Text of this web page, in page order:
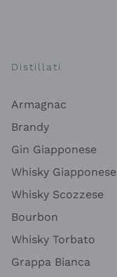
Distillati
Armagnac
Brandy
Gin Giapponese
Whisky Giapponese
Whisky Scozzese
Bourbon
Whisky Torbato
Grappa Bianca